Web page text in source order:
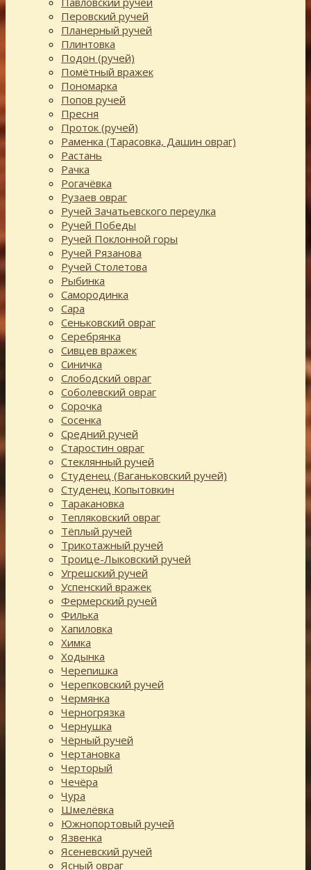
Перовский ручей
Планерный ручей
Плинтовка
Подон (ручей)
Помётный вражек
Пономарка
Попов ручей
Пресня
Проток (ручей)
Раменка (Тарасовка, Дашин овраг)
Растань
Рачка
Рогачёвка
Рузаев овраг
Ручей Зачатьевского переулка
Ручей Победы
Ручей Поклонной горы
Ручей Рязанова
Ручей Столетова
Рыбинка
Самородинка
Сара
Сеньковский овраг
Серебрянка
Сивцев вражек
Синичка
Слободский овраг
Соболевский овраг
Сорочка
Сосенка
Средний ручей
Старостин овраг
Стеклянный ручей
Студенец (Ваганьковский ручей)
Студенец Копытовкин
Таракановка
Тепляковский овраг
Тёплый ручей
Трикотажный ручей
Троице-Лыковский ручей
Угрешский ручей
Успенский вражек
Фермерский ручей
Филька
Хапиловка
Химка
Ходынка
Черепишка
Черепковский ручей
Чермянка
Черногрязка
Чернушка
Чёрный ручей
Чертановка
Черторый
Чечёра
Чура
Шмелёвка
Южнопортовый ручей
Язвенка
Ясеневский ручей
Ясный овраг